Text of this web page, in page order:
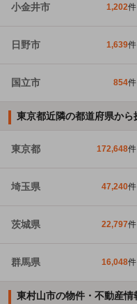
小金井市 1,202件
日野市 1,639件
国立市 854件
東京都近隣の都道府県から
東京都 172,648件
埼玉県 47,240件
茨城県 22,797件
群馬県 16,048件
東村山市の物件・不動産